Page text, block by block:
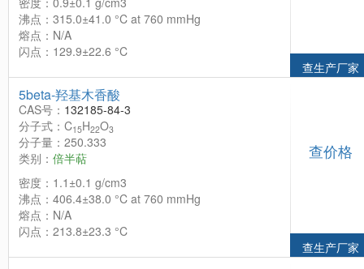
沸点：315.0±41.0 °C at 760 mmHg
熔点：N/A
闪点：129.9±22.6 °C
查生产厂家
5beta-羟基木香酸
CAS号： 132185-84-3
分子式：C15H22O3
分子量：250.333
类别： 倍半萜
密度：1.1±0.1 g/cm3
沸点：406.4±38.0 °C at 760 mmHg
熔点：N/A
闪点：213.8±23.3 °C
查价格
查生产厂家